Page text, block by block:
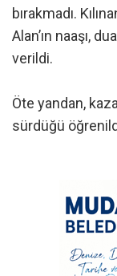
bırakmadı.
Alan’ın naaşı,
verildi.
Öte yandan,
sürdüğü